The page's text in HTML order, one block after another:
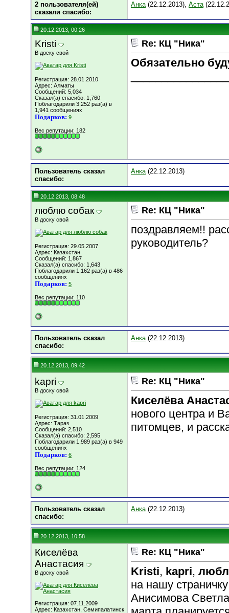
2 пользователя(ей)
сказали cпасибо:
Анка(22.12.2013), Аста
20.12.2013, 00:26
Kristi
В доску свой
Регистрация: 28.01.2010
Адрес: Алматы
Сообщений: 5,034
Сказал(а) спасибо: 1,760
Поблагодарили 3,252 раз(а) в
1,941 сообщениях
Подарков: 9
Вес репутации: 182
Re: КЦ "Ника"
Обязательно
Пользователь сказал
cпасибо:
Анка(22.12.2013)
20.12.2013, 08:48
люблю собак
В доску свой
Регистрация: 29.05.2007
Адрес: Казахстан
Сообщений: 1,867
Сказал(а) спасибо: 1,643
Поблагодарили 1,162 раз(а) в 486
сообщениях
Подарков: 5
Вес репутации: 110
Re: КЦ "Ника"
поздравляем!!
руководитель?
Пользователь сказал
cпасибо:
Анка(22.12.2013)
20.12.2013, 09:42
kapri
В доску свой
Регистрация: 31.01.2009
Адрес: Тараз
Сообщений: 2,510
Сказал(а) спасибо: 2,595
Поблагодарили 1,989 раз(а) в 949
сообщениях
Подарков: 6
Вес репутации: 124
Re: КЦ "Ника"
Киселёва
нового центра и
питомцев, и
Пользователь сказал
cпасибо:
Анка(22.12.2013)
20.12.2013, 10:58
Киселёва
Анастасия
В доску свой
Регистрация: 07.11.2009
Адрес: Казахстан, Семипалатинск
Re: КЦ "Ника"
Kristi, kapri,
на нашу
Анисимова